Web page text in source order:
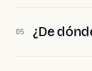
05 ¿De